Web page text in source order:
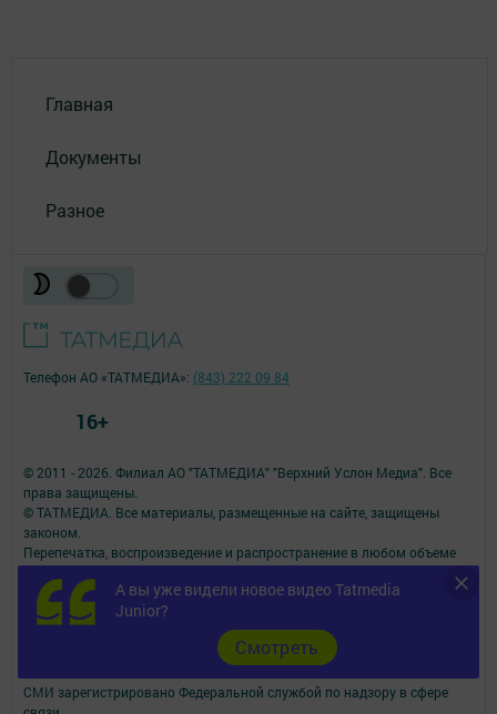
Главная
Документы
Разное
А вы уже видели новое видео Tatmedia
Junior?
Cмотреть
© 2011 - 2026. Филиал АО "ТАТМЕДИА" "Верхний Услон Медиа". Все
права защищены.
© ТАТМЕДИА. Все материалы, размещенные на сайте, защищены
законом.
Перепечатка, воспроизведение и распространение в любом объеме
информации,
размещенной на сайте, возможна только с письменного согласия
редакций СМИ.
При поддержке Республиканского агентства по печати и массовым
Наименование СМИ: Волжская новь
СМИ зарегистрировано Федеральной службой по надзору в сфере
Телефон АО «ТАТМЕДИА»: (843) 222 09 84
16+